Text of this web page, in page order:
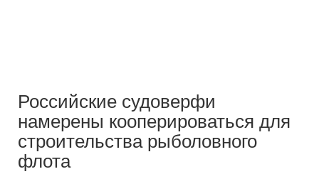
Российские судоверфи
намерены кооперироваться для
строительства рыболовного
флота